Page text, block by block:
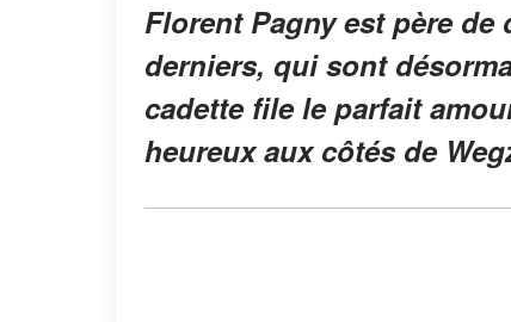
Florent Pagny est père de
derniers, qui sont
cadette file le parfait
heureux aux côtés de